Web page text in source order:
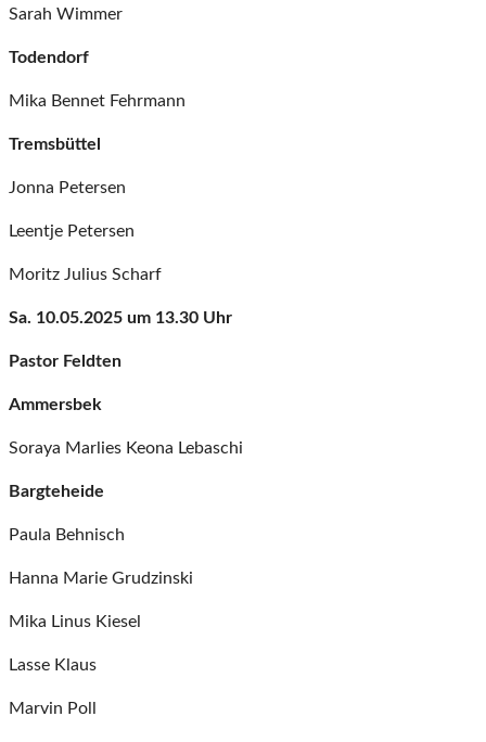
Sarah Wimmer
Todendorf
Mika Bennet Fehrmann
Tremsbüttel
Jonna Petersen
Leentje Petersen
Moritz Julius Scharf
Sa. 10.05.2025 um 13.30 Uhr
Pastor Feldten
Ammersbek
Soraya Marlies Keona Lebaschi
Bargteheide
Paula Behnisch
Hanna Marie Grudzinski
Mika Linus Kiesel
Lasse Klaus
Marvin Poll